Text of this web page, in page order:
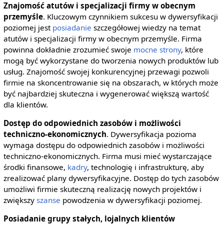
Znajomość atutów i specjalizacji firmy w obecnym
przemyśle. Kluczowym czynnikiem sukcesu w dywersyfikacji
poziomej jest posiadanie szczegółowej wiedzy na temat
atutów i specjalizacji firmy w obecnym przemyśle. Firma
powinna dokładnie zrozumieć swoje mocne strony, które
mogą być wykorzystane do tworzenia nowych produktów lub
usług. Znajomość swojej konkurencyjnej przewagi pozwoli
firmie na skoncentrowanie się na obszarach, w których może
być najbardziej skuteczna i wygenerować większą wartość
dla klientów.
Dostęp do odpowiednich zasobów i możliwości
techniczno-ekonomicznych. Dywersyfikacja pozioma
wymaga dostępu do odpowiednich zasobów i możliwości
techniczno-ekonomicznych. Firma musi mieć wystarczające
środki finansowe, kadry, technologię i infrastrukturę, aby
zrealizować plany dywersyfikacyjne. Dostęp do tych zasobów
umożliwi firmie skuteczną realizację nowych projektów i
zwiększy szanse powodzenia w dywersyfikacji poziomej.
Posiadanie grupy stałych, lojalnych klientów